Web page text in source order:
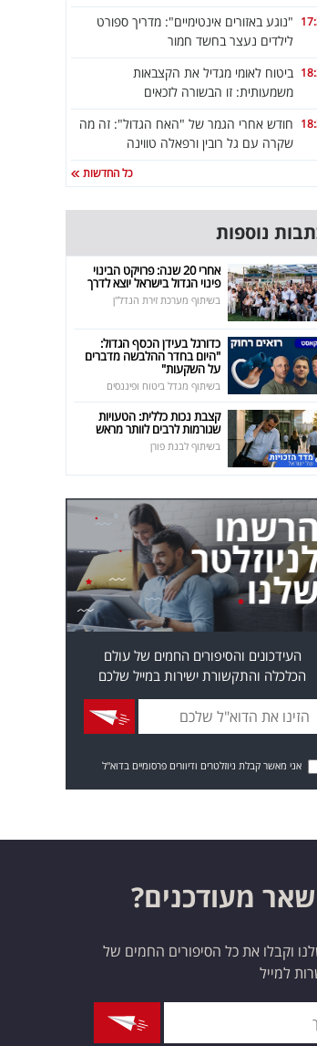
"נוגע באזורים אינטימיים": מדריך ספורט
לילדים נעצר בחשד חמור
ביטוח לאומי מגדיל את הקצבאות
משמעותית: זו הבשורה לזכאים
חודש אחרי הגמר של "האח הגדול": זה מה
שקרה עם גל רובין ורפאלה טווינה
כל החדשות
נוספות
אחרי 20 שנה: פרויקט הבינוי
פינוי הגדול בישראל יוצא לדרך
בשיתוף מערכת זירת הנדל"ן
כדורגל בעידן הכסף הגדול:
"היום בחדר ההלבשה מדברים
על השקעות"
בשיתוף מגדל ביטוח ופיננסים
קצבת נכות כללית: הטעויות
שגורמות לרבים לוותר מראש
בשיתוף לבנת פורן
העידכונים והסיפורים החמים של עולם
הכלכלה והתקשורת ישירות במייל שלכם
אני מאשר קבלת ניוזלטרים ודיוורים פרסומיים בדוא"ל
מעודכנים?
וקבלו את כל הסיפורים החמים של
למייל